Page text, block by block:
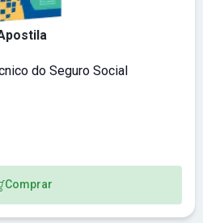
do Seguro Social
Comprar